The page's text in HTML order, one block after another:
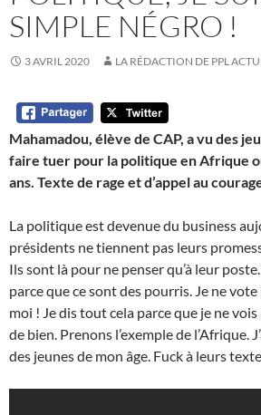
SIMPLE NÉGRO !
3 AVRIL 2020 LA RÉDACTION DE PPL
Mahamadou, élève de CAP, a vu des
faire tuer pour la politique en Afrique
ans. Texte de rage et d’appel au
La politique est devenue du business
présidents ne tiennent pas leurs
Ils sont là pour ne penser qu’à leur
parce que ce sont des pourris. Je ne
moi ! Je dis tout cela parce que je ne
de bien. Prenons l’exemple de l’Afrique.
des jeunes de mon âge. Fuck à leurs